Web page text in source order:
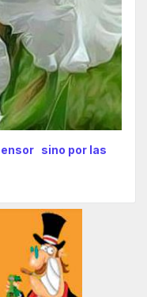
sino por las